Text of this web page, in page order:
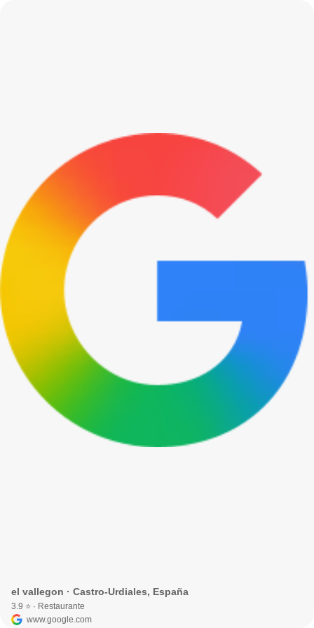
el vallegon · Castro-Urdiales, España
3.9 ⭐ · Restaurante
www.google.com